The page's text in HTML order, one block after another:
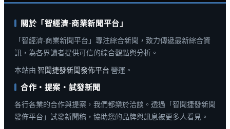
關於「智經濟-商業新聞平台」
「智經濟-商業新聞平台」專注綜合新聞，致力傳遞最新綜合資
訊，為各界讀者提供可信的綜合觀點與分析。
本站由 智聞捷發新聞發佈平台 營運。
合作・提案・試發新聞
各行各業的合作與提案，我們都樂於洽談。透過「智聞捷發新聞
發佈平台」試發新聞稿，協助您的品牌與訊息被更多人看見。